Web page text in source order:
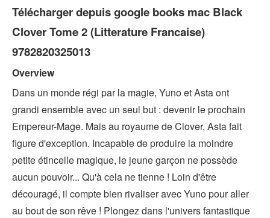
Télécharger depuis google books mac Black
Clover Tome 2 (Litterature Francaise)
9782820325013
Overview
Dans un monde régi par la magie, Yuno et Asta ont
grandi ensemble avec un seul but : devenir le prochain
Empereur-Mage. Mais au royaume de Clover, Asta fait
figure d'exception. Incapable de produire la moindre
petite étincelle magique, le jeune garçon ne possède
aucun pouvoir... Qu'à cela ne tienne ! Loin d'être
découragé, il compte bien rivaliser avec Yuno pour aller
au bout de son rêve ! Plongez dans l'univers fantastique